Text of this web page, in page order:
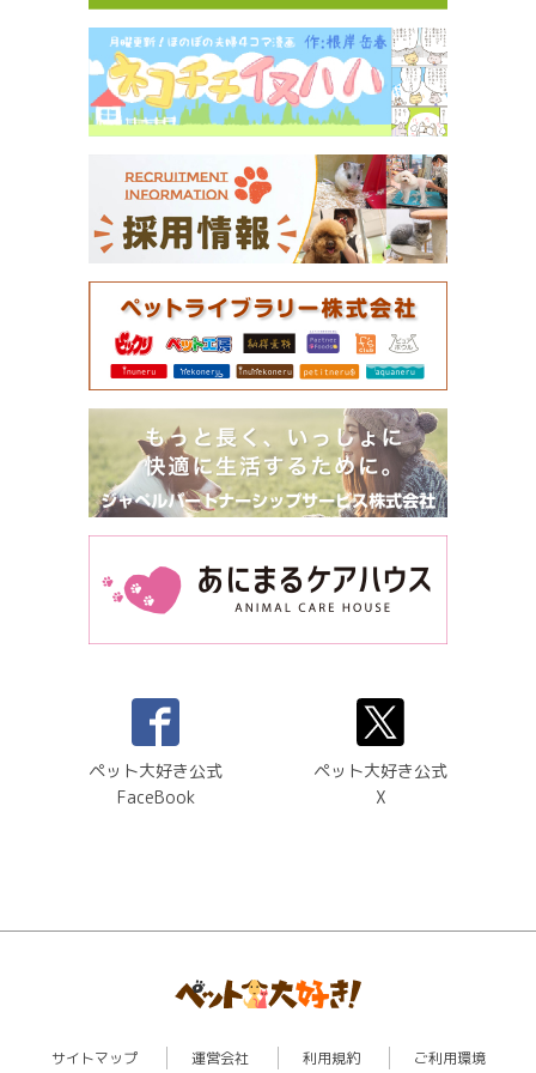
ペット大好き公式
FaceBook
ペット大好き公式
X
サイトマップ 運営会社 利用規約 ご利用環境